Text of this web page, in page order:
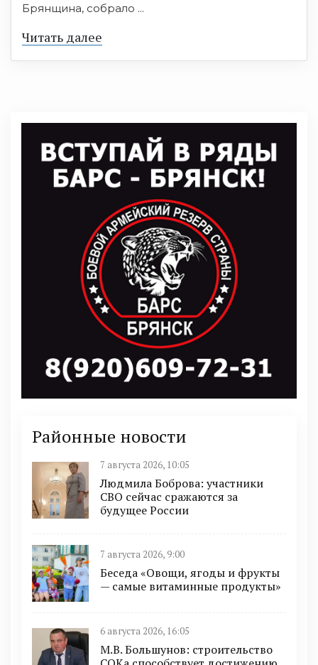
Брянщина, собрало ...
Читать далее
Районные новости
7 августа 2026, 10:05
Людмила Боброва: участники
СВО сейчас сражаются за
будущее России
7 августа 2026, 9:00
Беседа «Овощи, ягоды и фрукты
— самые витаминные продукты»
6 августа 2026, 16:05
М.В. Большунов: строительство